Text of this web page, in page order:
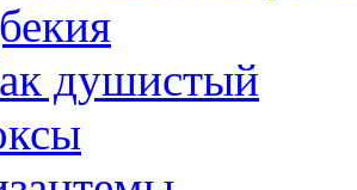
душистый